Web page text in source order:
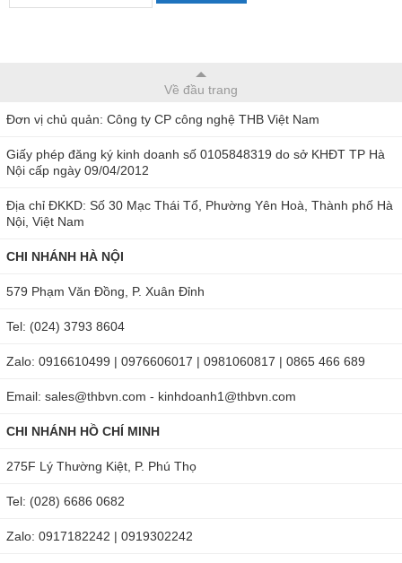
Về đầu trang
Đơn vị chủ quản: Công ty CP công nghệ THB Việt Nam
Giấy phép đăng ký kinh doanh số 0105848319 do sở KHĐT TP Hà
Nội cấp ngày 09/04/2012
Địa chỉ ĐKKD: Số 30 Mạc Thái Tổ, Phường Yên Hoà, Thành phố Hà
Nội, Việt Nam
CHI NHÁNH HÀ NỘI
579 Phạm Văn Đồng, P. Xuân Đỉnh
Tel: (024) 3793 8604
Zalo: 0916610499 | 0976606017 | 0981060817 | 0865 466 689
Email: sales@thbvn.com - kinhdoanh1@thbvn.com
CHI NHÁNH HỒ CHÍ MINH
275F Lý Thường Kiệt, P. Phú Thọ
Tel: (028) 6686 0682
Zalo: 0917182242 | 0919302242